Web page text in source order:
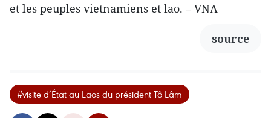
et les peuples vietnamiens et lao. – VNA
source
#visite d’État au Laos du président Tô Lâm